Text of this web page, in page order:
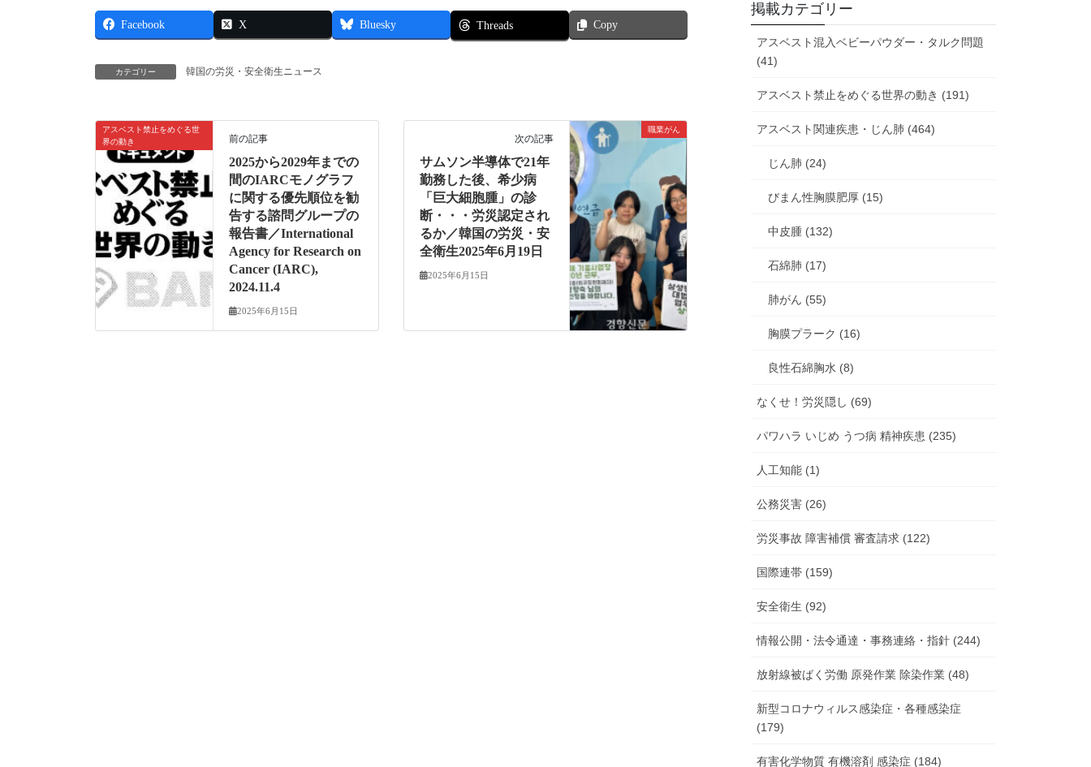
Facebook X Bluesky Threads Copy
カテゴリー 韓国の労災・安全衛生ニュース
アスベスト禁止をめぐる世
界の動き
前の記事
2025から2029年までの
間のIARCモノグラフ
に関する優先順位を勧
告する諮問グループの
報告書／International
Agency for Research on
Cancer (IARC),
2024.11.4
2025年6月15日
職業がん
次の記事
サムソン半導体で21年
勤務した後、希少病
「巨大細胞腫」の診
断・・・労災認定され
るか／韓国の労災・安
全衛生2025年6月19日
2025年6月15日
掲載カテゴリー
アスベスト混入ベビーパウダー・タルク問題
(41)
アスベスト禁止をめぐる世界の動き (191)
アスベスト関連疾患・じん肺 (464)
じん肺 (24)
びまん性胸膜肥厚 (15)
中皮腫 (132)
石綿肺 (17)
肺がん (55)
胸膜プラーク (16)
良性石綿胸水 (8)
なくせ！労災隠し (69)
パワハラ いじめ うつ病 精神疾患 (235)
人工知能 (1)
公務災害 (26)
労災事故 障害補償 審査請求 (122)
国際連帯 (159)
安全衛生 (92)
情報公開・法令通達・事務連絡・指針 (244)
放射線被ばく労働 原発作業 除染作業 (48)
新型コロナウィルス感染症・各種感染症
(179)
有害化学物質 有機溶剤 感染症 (184)